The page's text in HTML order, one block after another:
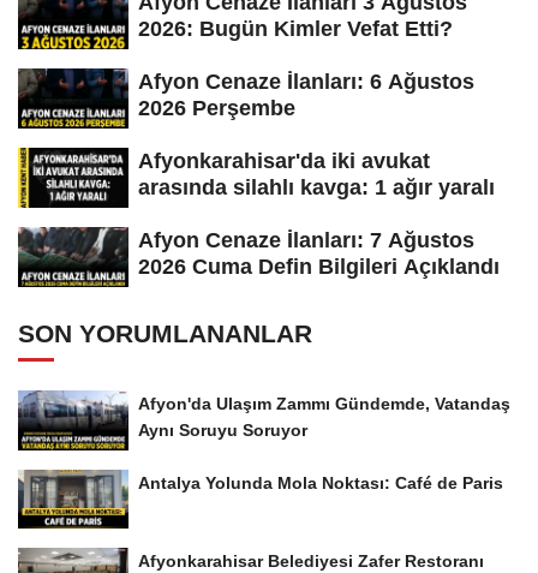
2026: Bugün Kimler Vefat Etti?
Afyon Cenaze İlanları: 6 Ağustos
2026 Perşembe
Afyonkarahisar'da iki avukat
arasında silahlı kavga: 1 ağır yaralı
Afyon Cenaze İlanları: 7 Ağustos
2026 Cuma Defin Bilgileri Açıklandı
SON YORUMLANANLAR
Afyon'da Ulaşım Zammı Gündemde, Vatandaş
Aynı Soruyu Soruyor
Antalya Yolunda Mola Noktası: Café de Paris
Afyonkarahisar Belediyesi Zafer Restoranı